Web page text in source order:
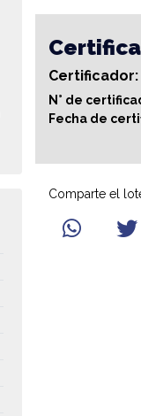
Certificador:
N° de
Fecha de
Comparte el